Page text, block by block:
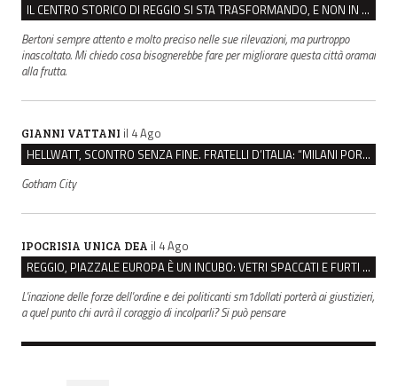
IL CENTRO STORICO DI REGGIO SI STA TRASFORMANDO, E NON IN MEGLIO
Bertoni sempre attento e molto preciso nelle sue rilevazioni, ma purtroppo
inascoltato. Mi chiedo cosa bisognerebbe fare per migliorare questa città oramai
alla frutta.
GIANNI VATTANI il 4 Ago
HELLWATT, SCONTRO SENZA FINE. FRATELLI D’ITALIA: “MILANI PORTA DOCUMENTI, DE FRANCO INSULTI”
Gotham City
IPOCRISIA UNICA DEA il 4 Ago
REGGIO, PIAZZALE EUROPA È UN INCUBO: VETRI SPACCATI E FURTI SULLE AUTO IN SOSTA
L'inazione delle forze dell'ordine e dei politicanti sm1dollati porterà ai giustizieri,
a quel punto chi avrà il coraggio di incolparli? Si può pensare